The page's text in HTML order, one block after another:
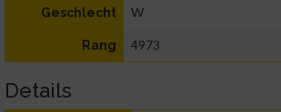
Geschlecht W
Rang 4973
Details